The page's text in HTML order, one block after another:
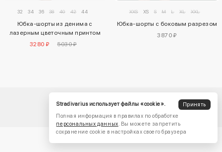
32 34 36 38 40 42 44
Юбка-шорты из денима с
лазерным цветочным принтом
3280 ₽
5030 ₽
XXS XS S M L XL XXL
Юбка-шорты с боковым разрезом
3870 ₽
Stradivarius использует файлы «cookie».
Принять
Полная информация в правилах по обработке
персональных данных. Вы можете запретить
сохранение cookie в настройках своего браузера